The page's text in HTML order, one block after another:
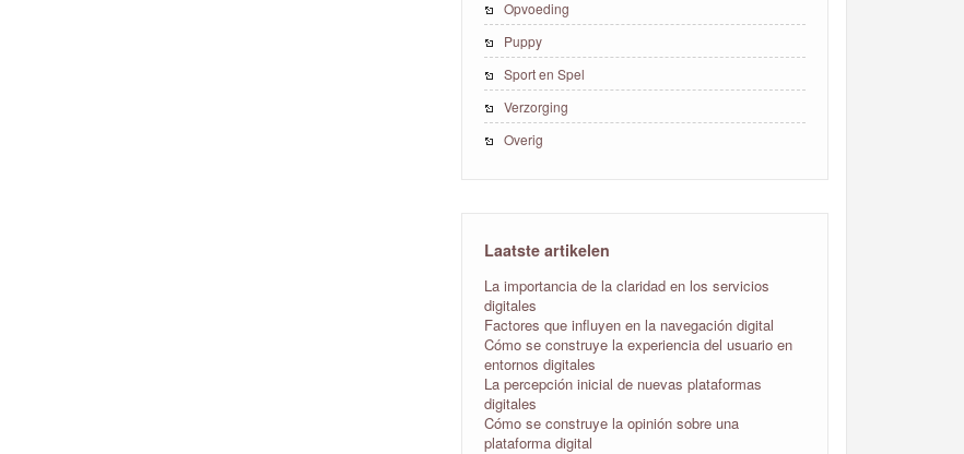
Opvoeding
Puppy
Sport en Spel
Verzorging
Overig
Laatste artikelen
La importancia de la claridad en los servicios
digitales
Factores que influyen en la navegación digital
Cómo se construye la experiencia del usuario en
entornos digitales
La percepción inicial de nuevas plataformas
digitales
Cómo se construye la opinión sobre una
plataforma digital